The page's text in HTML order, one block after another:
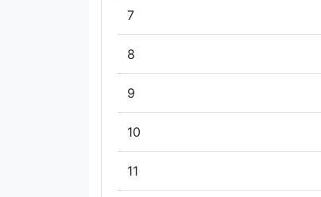
7
8
9
10
11